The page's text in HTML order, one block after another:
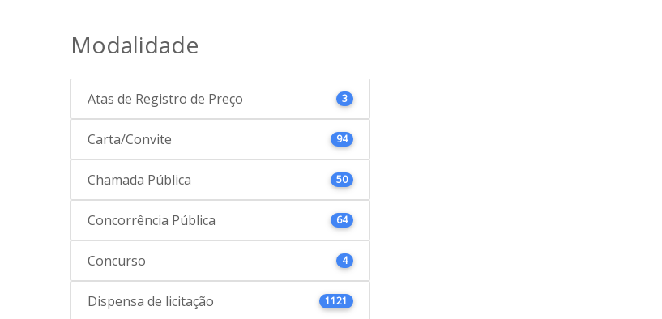
Modalidade
Atas de Registro de Preço 3
Carta/Convite 94
Chamada Pública 50
Concorrência Pública 64
Concurso 4
Dispensa de licitação 1121